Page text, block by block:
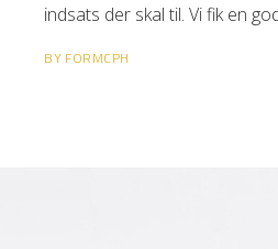
indsats der skal til. Vi fik en
BY FORMCPH